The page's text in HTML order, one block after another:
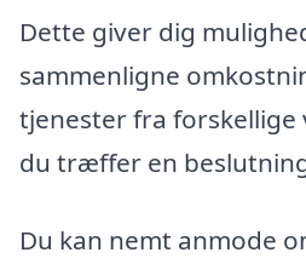
Dette giver dig
sammenligne
tjenester fra forskellige
du træffer en
Du kan nemt anmode